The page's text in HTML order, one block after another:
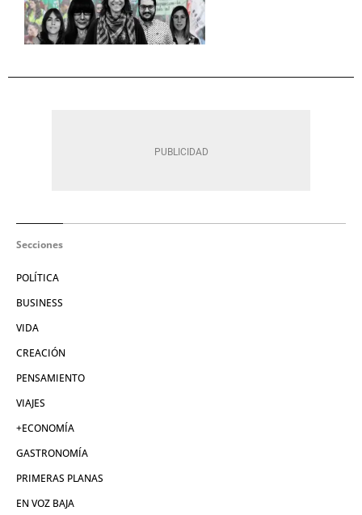
Secciones
POLÍTICA
BUSINESS
VIDA
CREACIÓN
PENSAMIENTO
VIAJES
+ECONOMÍA
GASTRONOMÍA
PRIMERAS PLANAS
EN VOZ BAJA